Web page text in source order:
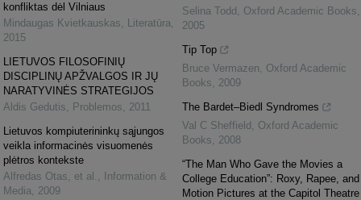
konfliktas dėl Vilniaus
Mindaugas Kvietkauskas, Literatūra,
2015
LIETUVOS FILOSOFINIŲ
DISCIPLINŲ APŽVALGOS IR JŲ
NARATYVINĖS STRATEGIJOS
Aldis Gedutis, Problemos, 2011
Lietuvos kompiuterininkų sąjungos
veikla informacinės visuomenės
plėtros kontekste
Alfredas Otas, et al. ,
Information &
Media, 2009
Selina Todd , Oxford Academic Books,
2005
Tip Top
Bruce Vermazen, Oxford Academic
Books, 2009
The Bardet–Biedl Syndromes
Val C Sheffield , Oxford Academic
Books, 2008
“The Man Who Gave the Movies a
College Education”: Roxy, Rapee, and
Motion Pictures at the Capitol Theatre